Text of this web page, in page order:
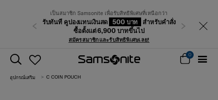
เป็นสมาชิก Samsonite เพื่อรับสิทธิพิเศษที่เหนือกว่า
รับทันที คูปองแทนเงินสด 500 บาท
สำหรับคำสั่ง
ซื้อตั้งแต่ 6,900 บาทขึ้นไป
สมัครสมาชิกและรับสิทธิพิเศษเลย!
ก่อนหน้า ถัดไป
0
อุปกรณ์เสริม C COIN POUCH